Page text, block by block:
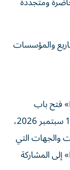
والمؤسسات
أعلنت جائزة دبي الأفعال «Dubai-it Award» فتح باب
الترشح لدورتها الأولى من 10 أغسطس إلى 10 سبتمبر 2026،
والجهات التي
عملت وأنجزت وفق نهج وفلسفة «Dubai-it» إلى المشاركة